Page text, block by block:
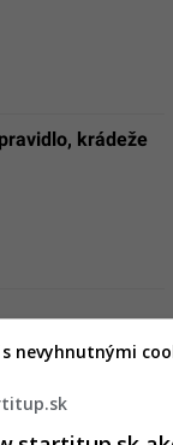
krádeže
nevyhnutnými